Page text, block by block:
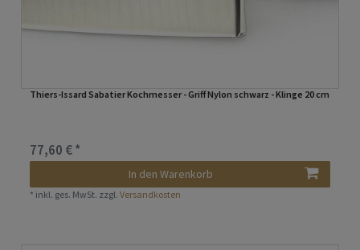
Thiers-Issard Sabatier Kochmesser - Griff Nylon schwarz - Klinge 20 cm
77,60 € *
In den Warenkorb
* inkl. ges. MwSt. zzgl.Versandkosten